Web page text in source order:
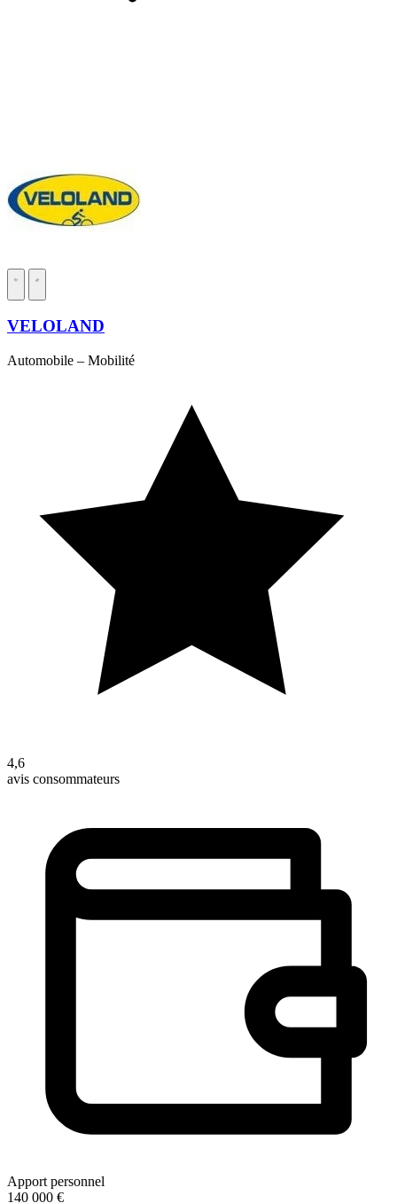
VELOLAND
Automobile – Mobilité
4,6
avis consommateurs
Apport personnel
140 000 €